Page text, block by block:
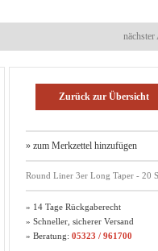
Zurück zur Übersicht
» zum Merkzettel hinzufügen
Round Liner 3er Long Taper - 20
» 14 Tage Rückgaberecht
» Schneller, sicherer Versand
» Beratung: 05323 / 961700